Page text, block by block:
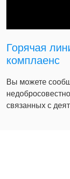
Горячая
комплаенс
Вы можете
связанных с